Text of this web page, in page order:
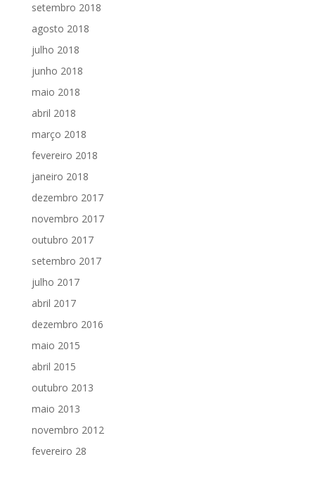
setembro 2018
agosto 2018
julho 2018
junho 2018
maio 2018
abril 2018
março 2018
fevereiro 2018
janeiro 2018
dezembro 2017
novembro 2017
outubro 2017
setembro 2017
julho 2017
abril 2017
dezembro 2016
maio 2015
abril 2015
outubro 2013
maio 2013
novembro 2012
fevereiro 28